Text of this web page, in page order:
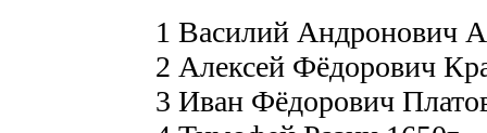
1 Василий Андронович
2 Алексей Фёдорович
3 Иван Фёдорович